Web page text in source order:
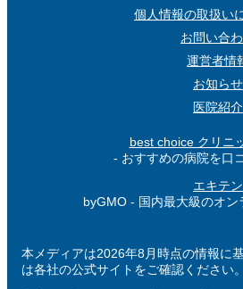
個人情報の取扱い
お問い合
運営者情
お知らせ
医院紹介
best choice クリニ
- おすすめの病院を口
エキテン
byGMO - 国内最大級のオン
本メディアは2026年8月時点の情報に
は各社の公式サイトをご確認ください。